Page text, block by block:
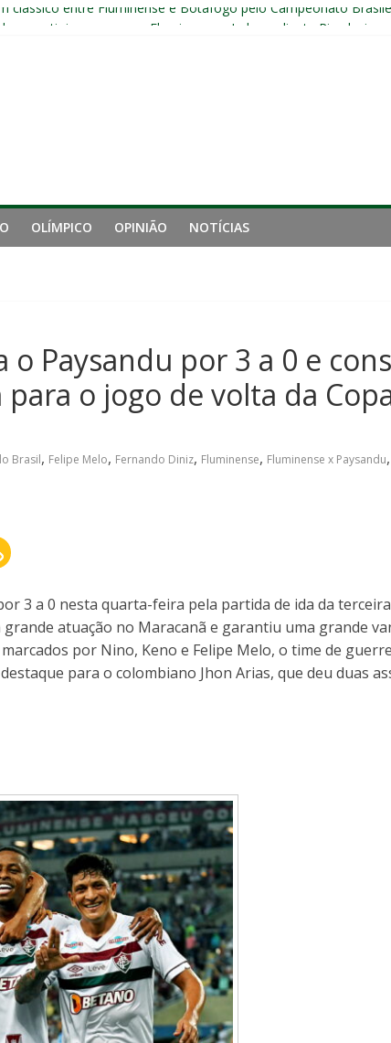
clássico entre Fluminense e Botafogo pelo Campeonato
no ligamento cruzado do joelho direito confirmada pelo
ao prazo final da Libertadores com apenas duas contratações e
OLÍMPICO OPINIÃO NOTÍCIAS
o Paysandu por 3 a 0 e
o jogo de volta da
Brasil, Felipe Melo, Fernando Diniz, Fluminense, Fluminense x Paysandu,
3 a 0 nesta quarta-feira pela partida de ida da
atuação no Maracanã e garantiu uma grande
por Nino, Keno e Felipe Melo, o time de
para o colombiano Jhon Arias, que deu duas